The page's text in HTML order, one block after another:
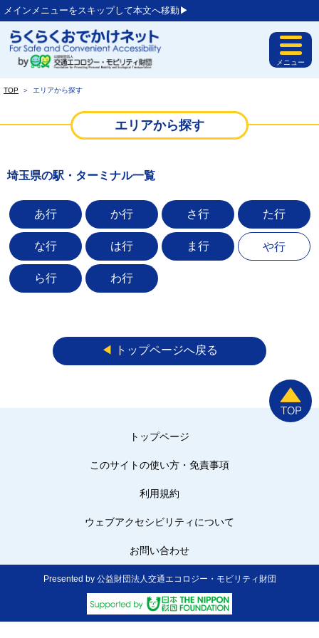
メインメニューをスキップして本文へ移動▶︎
メニュー
TOP ＞ エリアから探す
エリアから探す
埼玉県の駅・ターミナル一覧
あ行 か行 さ行 た行
な行 は行 ま行 や行
ら行 わ行
◀︎ トップページへ戻る
トップページ
このサイトの使い方・免責事項
利用規約
ウェブアクセシビリティについて
お問い合わせ
Presented by 公益財団法人交通エコロジー・モビリティ財団